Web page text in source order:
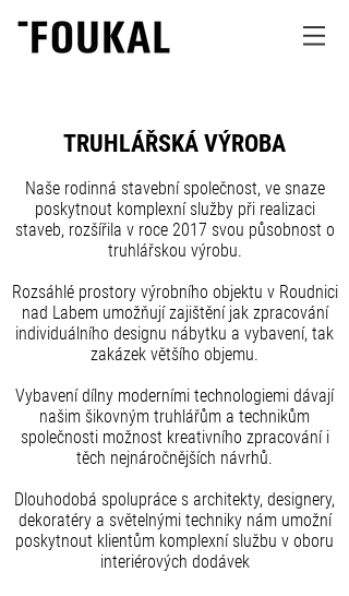
TRUHLÁŘSKÁ VÝROBA
Naše rodinná stavební společnost, ve snaze
poskytnout komplexní služby při realizaci
staveb, rozšířila v roce 2017 svou působnost o
truhlářskou výrobu.
Rozsáhlé prostory výrobního objektu v Roudnici
nad Labem umožňují zajištění jak zpracování
individuálního designu nábytku a vybavení, tak
zakázek většího objemu.
Vybavení dílny moderními technologiemi dávají
našim šikovným truhlářům a technikům
společnosti možnost kreativního zpracování i
těch nejnáročnějších návrhů.
Dlouhodobá spolupráce s architekty, designery,
dekoratéry a světelnými techniky nám umožní
poskytnout klientům komplexní službu v oboru
interiérových dodávek